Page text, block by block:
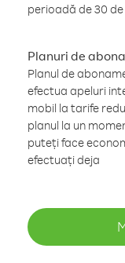
perioadă de 30
Planuri de
Planul de
efectua apeluri
mobil la tarife
planul la un
puteți face
efectuați deja